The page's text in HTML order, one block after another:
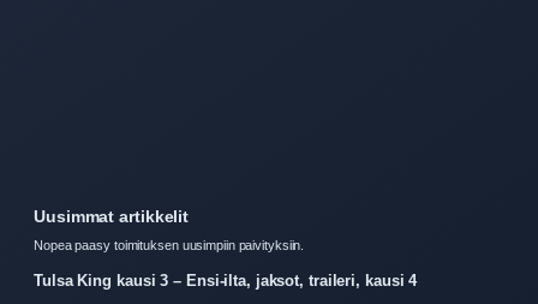
Uusimmat artikkelit
Nopea paasy toimituksen uusimpiin paivityksiin.
Tulsa King kausi 3 – Ensi-ilta, jaksot, traileri, kausi 4